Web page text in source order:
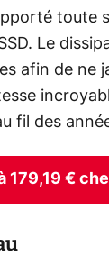
toute
Le
afin de ne
fil des
179,19 €